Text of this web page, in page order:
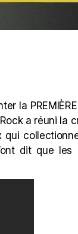
la
a réuni la
dit que les